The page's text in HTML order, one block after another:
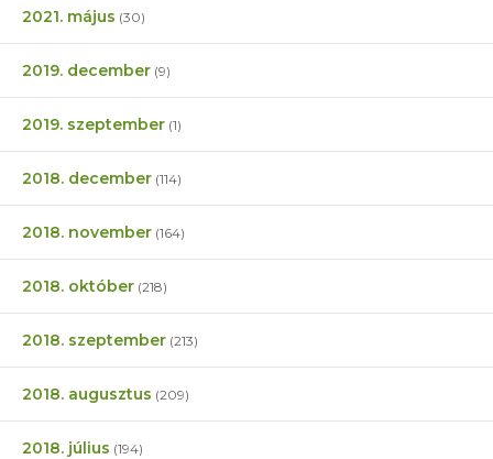
2021. május (30)
2019. december (9)
2019. szeptember (1)
2018. december (114)
2018. november (164)
2018. október (218)
2018. szeptember (213)
2018. augusztus (209)
2018. július (194)